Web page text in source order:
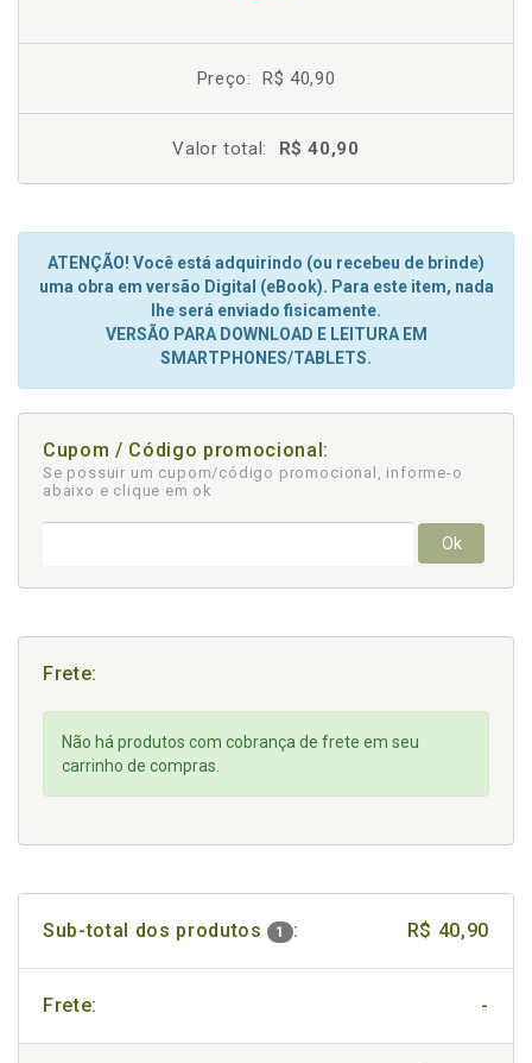
Preço: R$ 40,90
Valor total: R$ 40,90
ATENÇÃO! Você está adquirindo (ou recebeu de brinde)
uma obra em versão Digital (eBook). Para este item, nada
lhe será enviado fisicamente.
VERSÃO PARA DOWNLOAD E LEITURA EM
SMARTPHONES/TABLETS.
Cupom / Código promocional:
Se possuir um cupom/código promocional, informe-o
abaixo e clique em ok
Ok
Frete:
Não há produtos com cobrança de frete em seu
carrinho de compras.
Sub-total dos produtos 1 : R$ 40,90
Frete: -